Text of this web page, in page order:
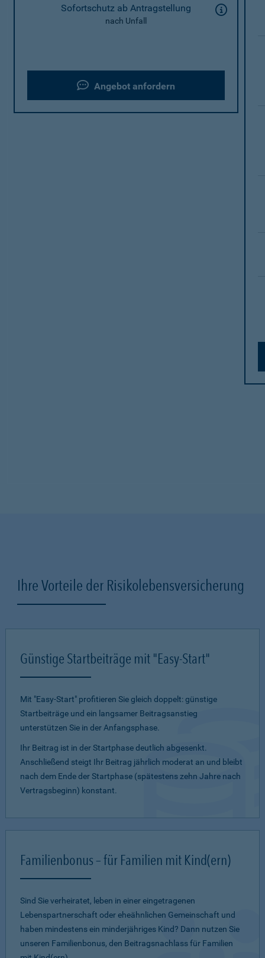
Sofortschutz ab Antragstellung
nach Unfall
Angebot anfordern
Ihre Vorteile der Risikolebensversicherung
Günstige Startbeiträge mit "Easy-Start"
Mit "Easy-Start" profitieren Sie gleich doppelt: günstige
Startbeiträge und ein lang­samer Beitragsanstieg
unterstützen Sie in der Anfangsphase.
Ihr Beitrag ist in der Startphase deutlich abgesenkt.
Anschließend steigt Ihr Beitrag jährlich moderat an und bleibt
nach dem Ende der Startphase (spätestens zehn Jahre nach
Vertragsbeginn) konstant.
Familienbonus – für Familien mit Kind(ern)
Sind Sie verheiratet, leben in einer eingetragenen
Lebenspartnerschaft oder eheähnlichen Gemeinschaft und
haben mindestens ein minderjähriges Kind? Dann nutzen Sie
unseren Familienbonus, den Beitragsnachlass für Familien